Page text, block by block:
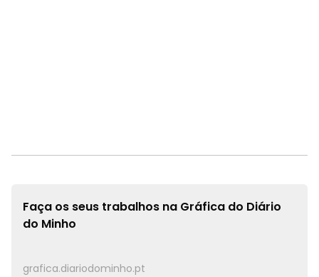
Faça os seus trabalhos na Gráfica do Diário
do Minho
grafica.diariodominho.pt